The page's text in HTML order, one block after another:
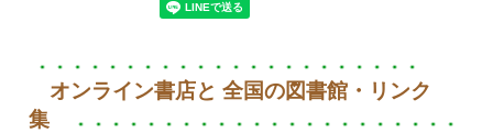
オンライン書店と 全国の図書館・リンク
集